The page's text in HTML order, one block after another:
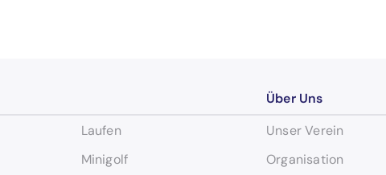
Laufen
Minigolf
Über Uns
Unser Verein
Organisation